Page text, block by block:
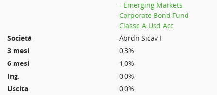
- Emerging Markets
Corporate Bond Fund
Classe A Usd Acc
Abrdn Sicav I
0,3%
1,0%
0,0%
0,0%